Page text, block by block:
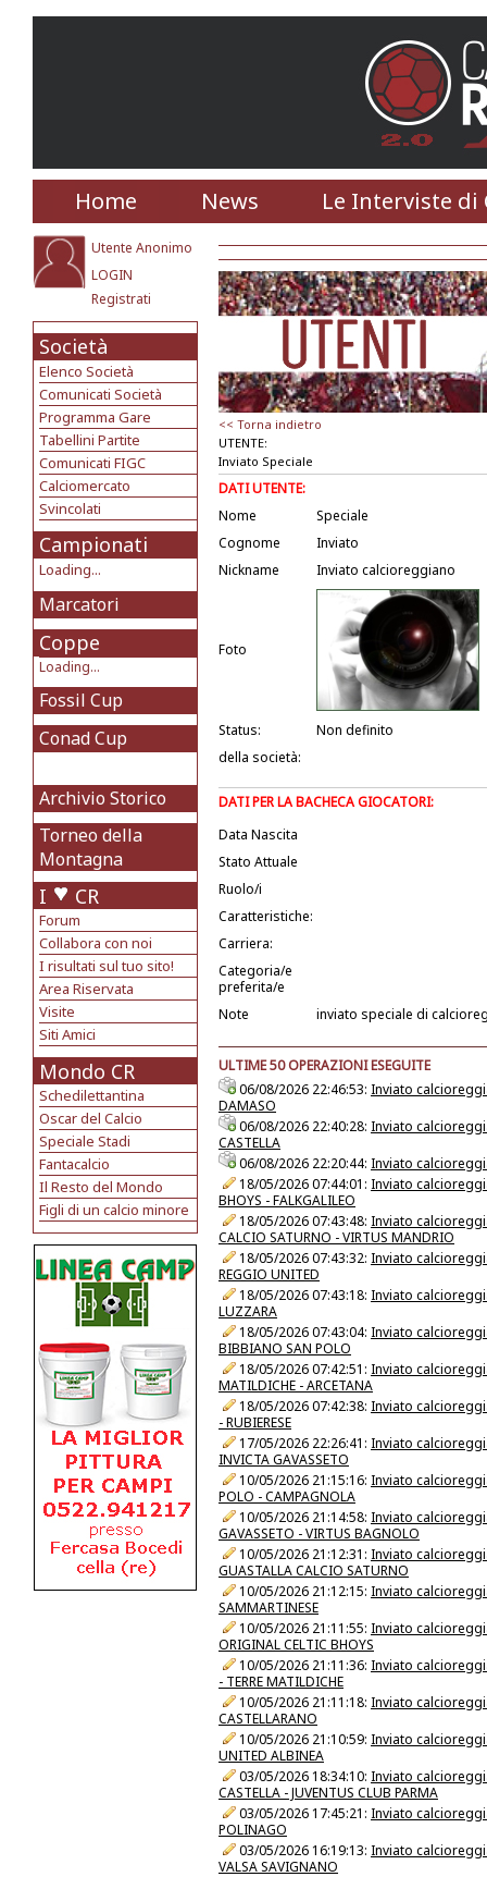
Home News Le Interviste di
Utente Anonimo
LOGIN
Registrati
Società
Elenco Società
Comunicati Società
Programma Gare
Tabellini Partite
Comunicati FIGC
Calciomercato
Svincolati
Campionati
Loading...
Marcatori
Coppe
Loading...
Fossil Cup
Conad Cup
Archivio Storico
Torneo della
Montagna
I CR
Forum
Collabora con noi
I risultati sul tuo sito!
Area Riservata
Visite
Siti Amici
Mondo CR
Schedilettantina
Oscar del Calcio
Speciale Stadi
Fantacalcio
Il Resto del Mondo
Figli di un calcio minore
<< Torna indietro
UTENTE:
Inviato Speciale
DATI UTENTE:
Nome
Speciale
Cognome
Inviato
Nickname
Inviato calcioreggiano
Foto
Status:
Non definito
della società:
DATI PER LA BACHECA GIOCATORI:
Data Nascita
Stato Attuale
Ruolo/i
Caratteristiche:
Carriera:
Categoria/e
preferita/e
Note
inviato speciale di
ULTIME 50 OPERAZIONI ESEGUITE
06/08/2026 22:46:53: Inviato
DAMASO
06/08/2026 22:40:28: Inviato
CASTELLA
06/08/2026 22:20:44: Inviato
18/05/2026 07:44:01: Inviato
BHOYS - FALKGALILEO
18/05/2026 07:43:48: Inviato
CALCIO SATURNO - VIRTUS MANDRIO
18/05/2026 07:43:32: Inviato
REGGIO UNITED
18/05/2026 07:43:18: Inviato
LUZZARA
18/05/2026 07:43:04: Inviato
BIBBIANO SAN POLO
18/05/2026 07:42:51: Inviato
MATILDICHE - ARCETANA
18/05/2026 07:42:38: Inviato
- RUBIERESE
17/05/2026 22:26:41: Inviato
INVICTA GAVASSETO
10/05/2026 21:15:16: Inviato
POLO - CAMPAGNOLA
10/05/2026 21:14:58: Inviato
GAVASSETO - VIRTUS BAGNOLO
10/05/2026 21:12:31: Inviato
GUASTALLA CALCIO SATURNO
10/05/2026 21:12:15: Inviato
SAMMARTINESE
10/05/2026 21:11:55: Inviato
ORIGINAL CELTIC BHOYS
10/05/2026 21:11:36: Inviato
- TERRE MATILDICHE
10/05/2026 21:11:18: Inviato
CASTELLARANO
10/05/2026 21:10:59: Inviato
UNITED ALBINEA
03/05/2026 18:34:10: Inviato
CASTELLA - JUVENTUS CLUB PARMA
03/05/2026 17:45:21: Inviato
POLINAGO
03/05/2026 16:19:13: Inviato
VALSA SAVIGNANO